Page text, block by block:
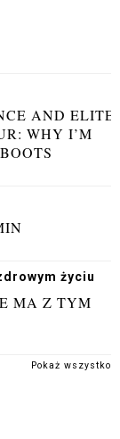
AND ELITE
WHY I’M
życiu
MA Z TYM
Pokaż wszystko